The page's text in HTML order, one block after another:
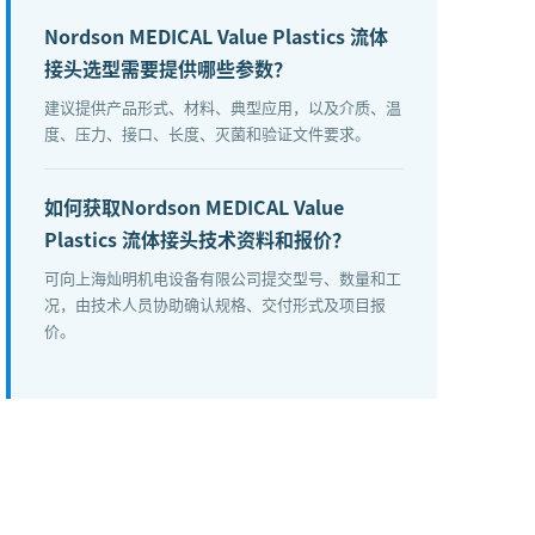
Nordson MEDICAL Value Plastics 流体
接头选型需要提供哪些参数？
建议提供产品形式、材料、典型应用，以及介质、温
度、压力、接口、长度、灭菌和验证文件要求。
如何获取Nordson MEDICAL Value
Plastics 流体接头技术资料和报价？
可向上海灿明机电设备有限公司提交型号、数量和工
况，由技术人员协助确认规格、交付形式及项目报
价。